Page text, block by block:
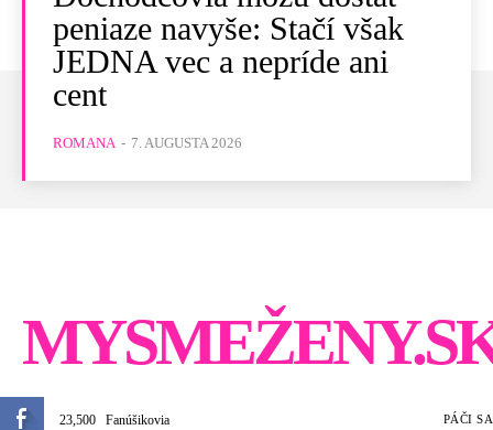
peniaze navyše: Stačí však
JEDNA vec a nepríde ani
cent
ROMANA - 7. AUGUSTA 2026
23,500 Fanúšikovia PÁČI SA